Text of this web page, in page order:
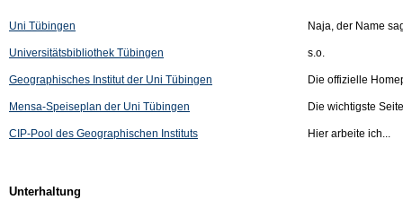
Uni Tübingen Naja, der Name
Universitätsbibliothek Tübingen s.o.
Geographisches Institut der Uni Tübingen Die offizielle
Mensa-Speiseplan der Uni Tübingen Die wichtigste
CIP-Pool des Geographischen Instituts Hier arbeite ich...
Unterhaltung